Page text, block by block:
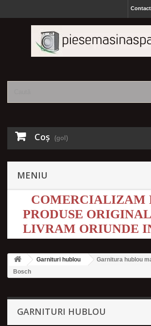
Coş (gol)
MENIU
COMERCIALIZAM
PRODUSE
LIVRAM ORIUNDE
Garnituri hublou
Garnitura hublou
Bosch
GARNITURI HUBLOU